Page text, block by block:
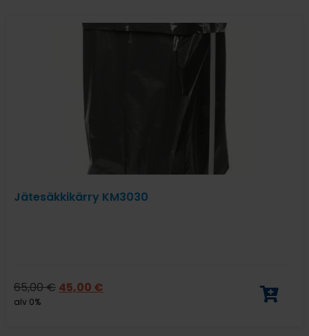
Jätesäkkikärry KM3030
65,00€ 45,00 €
alv 0%